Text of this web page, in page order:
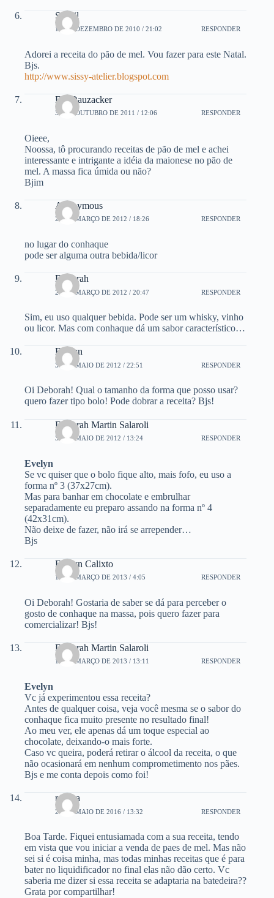
Syspil
13 DE DEZEMBRO DE 2010 / 21:02 RESPONDER
Adorei a receita do pão de mel. Vou fazer para este Natal.
Bjs.
http://www.sissy-atelier.blogspot.com
Dri Dauzacker
31 DE OUTUBRO DE 2011 / 12:06 RESPONDER
Oieee,
Noossa, tô procurando receitas de pão de mel e achei
interessante e intrigante a idéia da maionese no pão de
mel. A massa fica úmida ou não?
Bjim
Anonymous
23 DE MARÇO DE 2012 / 18:26 RESPONDER
no lugar do conhaque
pode ser alguma outra bebida/licor
Deborah
23 DE MARÇO DE 2012 / 20:47 RESPONDER
Sim, eu uso qualquer bebida. Pode ser um whisky, vinho
ou licor. Mas com conhaque dá um sabor característico…
Evelyn
30 DE MAIO DE 2012 / 22:51 RESPONDER
Oi Deborah! Qual o tamanho da forma que posso usar?
quero fazer tipo bolo! Pode dobrar a receita? Bjs!
Deborah Martin Salaroli
31 DE MAIO DE 2012 / 13:24 RESPONDER
Evelyn
Se vc quiser que o bolo fique alto, mais fofo, eu uso a
forma nº 3 (37x27cm).
Mas para banhar em chocolate e embrulhar
separadamente eu preparo assando na forma nº 4
(42x31cm).
Não deixe de fazer, não irá se arrepender…
Bjs
Evelyn Calixto
19 DE MARÇO DE 2013 / 4:05 RESPONDER
Oi Deborah! Gostaria de saber se dá para perceber o
gosto de conhaque na massa, pois quero fazer para
comercializar! Bjs!
Deborah Martin Salaroli
19 DE MARÇO DE 2013 / 13:11 RESPONDER
Evelyn
Vc já experimentou essa receita?
Antes de qualquer coisa, veja você mesma se o sabor do
conhaque fica muito presente no resultado final!
Ao meu ver, ele apenas dá um toque especial ao
chocolate, deixando-o mais forte.
Caso vc queira, poderá retirar o álcool da receita, o que
não ocasionará em nenhum comprometimento nos pães.
Bjs e me conta depois como foi!
rosana
23 DE MAIO DE 2016 / 13:32 RESPONDER
Boa Tarde. Fiquei entusiamada com a sua receita, tendo
em vista que vou iniciar a venda de paes de mel. Mas não
sei si é coisa minha, mas todas minhas receitas que é para
bater no liquidificador no final elas não dão certo. Vc
saberia me dizer si essa receita se adaptaria na batedeira??
Grata por compartilhar!